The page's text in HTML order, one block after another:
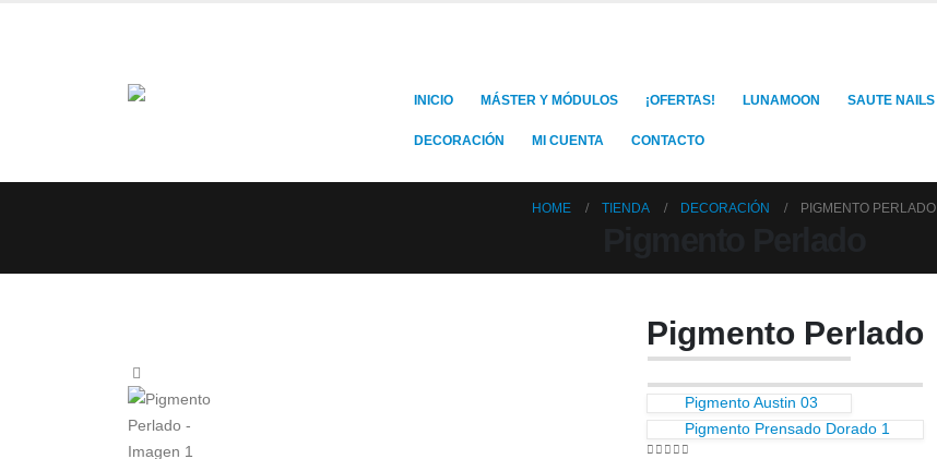
INICIO MÁSTER Y MÓDULOS ¡OFERTAS! LUNAMOON SAUTE NAILS
DECORACIÓN MI CUENTA CONTACTO
HOME TIENDA DECORACIÓN PIGMENTO PERLADO
Pigmento Perlado
Pigmento Austin 03
Pigmento Prensado Dorado 1